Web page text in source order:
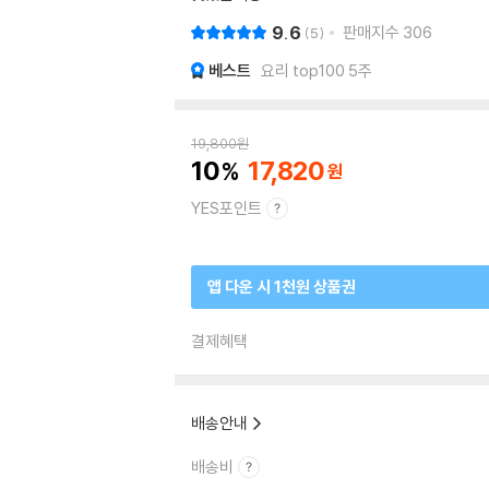
9.6 5 판매지수 306
베스트 요리 top100 5주
19,800원
10 17,820
YES포인트
앱 다운 시 1천원 상품권
결제혜택
배송안내
배송비